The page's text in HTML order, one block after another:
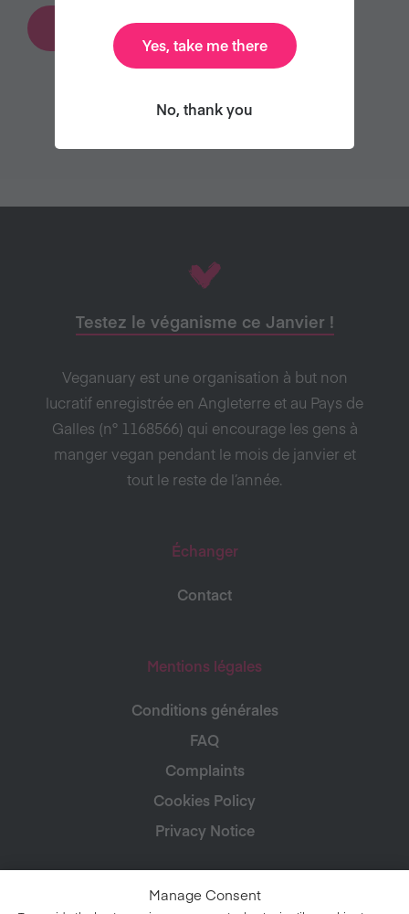
Manage Consent
Testez le véganisme ce Janvier !
Veganuary est une organisation à but non
lucratif enregistrée en Angleterre et au Pays de
Galles (n° 1168566) qui encourage les gens à
manger vegan pendant le mois de janvier et
tout le reste de l’année.
Échanger
Contact
Mentions légales
Conditions générales
FAQ
Complaints
Cookies Policy
Privacy Notice
Yes, take me there
No, thank you